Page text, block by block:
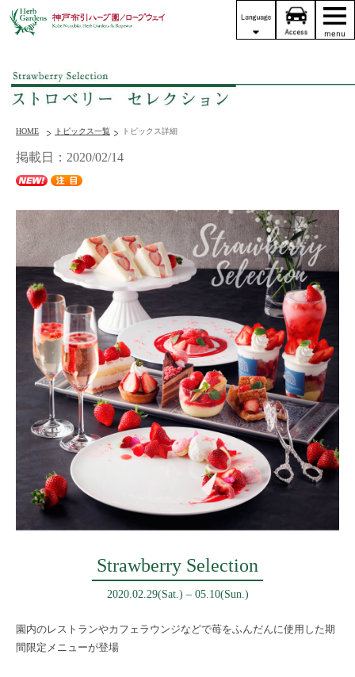
HOME トピックス一覧 トピックス詳細
掲載日：2020/02/14
Strawberry Selection
2020.02.29(Sat.) – 05.10(Sun.)
園内のレストランやカフェラウンジなどで苺をふんだんに使用した期
間限定メニューが登場